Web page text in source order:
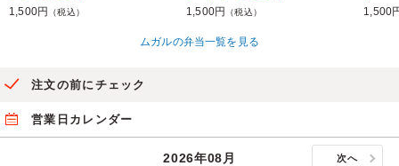
1,500円
（税込）
1,500円
（税込）
1,500
ムガルの弁当一覧を見る
注文の前にチェック
営業日カレンダー
2026年08月 次へ